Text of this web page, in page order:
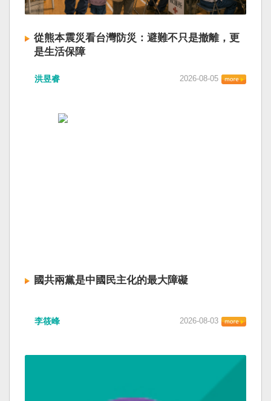
從熊本震災看台灣防災：避難不只是撤離，更
是生活保障
洪昱睿 2026-08-05
國共兩黨是中國民主化的最大障礙
李筱峰 2026-08-03